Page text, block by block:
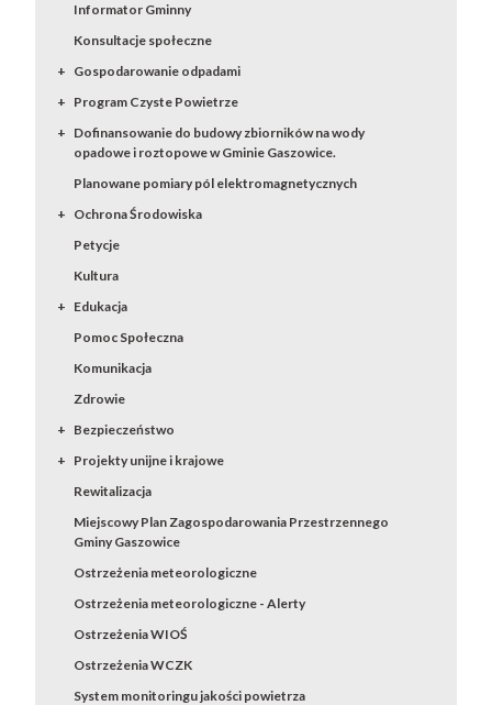
Informator Gminny
Konsultacje społeczne
Gospodarowanie odpadami
Program Czyste Powietrze
Dofinansowanie do budowy zbiorników na wody
opadowe i roztopowe w Gminie Gaszowice.
Planowane pomiary pól elektromagnetycznych
Ochrona Środowiska
Petycje
Kultura
Edukacja
Pomoc Społeczna
Komunikacja
Zdrowie
Bezpieczeństwo
Projekty unijne i krajowe
Rewitalizacja
Miejscowy Plan Zagospodarowania Przestrzennego
Gminy Gaszowice
Ostrzeżenia meteorologiczne
Ostrzeżenia meteorologiczne - Alerty
Ostrzeżenia WIOŚ
Ostrzeżenia WCZK
System monitoringu jakości powietrza